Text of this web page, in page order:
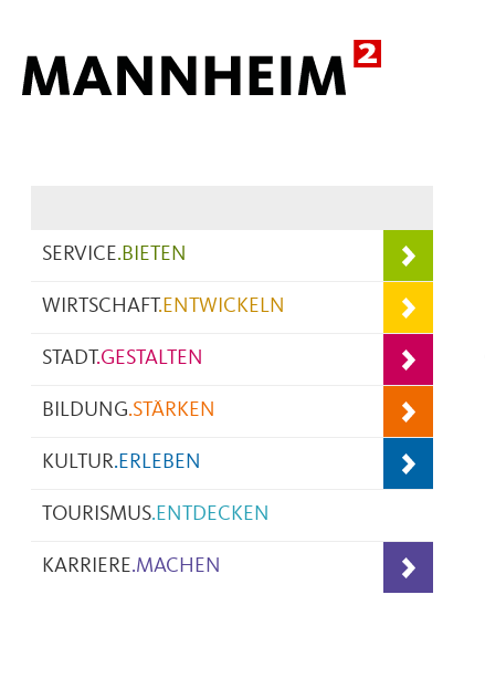
SERVICE.BIETEN
WIRTSCHAFT.ENTWICKELN
STADT.GESTALTEN
BILDUNG.STÄRKEN
KULTUR.ERLEBEN
TOURISMUS.ENTDECKEN
KARRIERE.MACHEN